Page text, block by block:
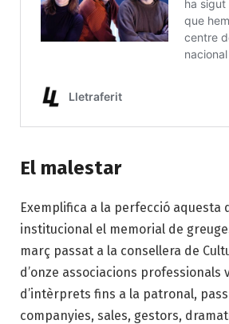
El malestar
Exemplifica a la perfecció aquesta
institucional el memorial de
març passat a la consellera de
d’onze associacions professionals
d’intèrprets fins a la patronal,
companyies, sales, gestors,